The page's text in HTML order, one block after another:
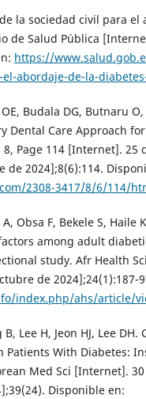
la sociedad civil para
de Salud Pública
https://
abordaje-de-la-
Budala DG, Butnaru
Dental Care Approach
8, Page 114 [Internet]. 25
de 2024];8(6):114.
2308-3417/8/6/114/
Obsa F, Bekele S, Haile
among adult
study. Afr Health
de 2024];24(1):187-
index.php/ahs/article/
B, Lee H, Jeon HJ, Lee
Patients With Diabetes:
Med Sci [Internet].
Disponible en: